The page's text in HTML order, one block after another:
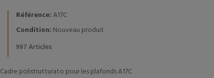
Référence:A17C
Condition: Nouveau produit
997Articles
Cadre polistrutturato pour les plafonds A17C